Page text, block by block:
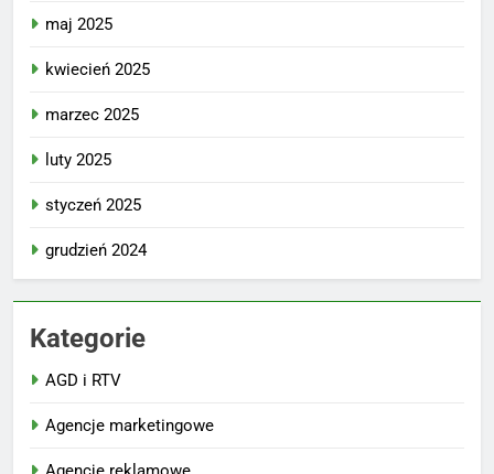
maj 2025
kwiecień 2025
marzec 2025
luty 2025
styczeń 2025
grudzień 2024
Kategorie
AGD i RTV
Agencje marketingowe